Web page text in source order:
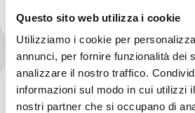
Questo sito web utilizza i cookie
Utilizziamo i cookie per
annunci, per fornire funzionalità dei
analizzare il nostro traffico.
informazioni sul modo in cui utilizzi
nostri partner che si occupano di
€ 40,50